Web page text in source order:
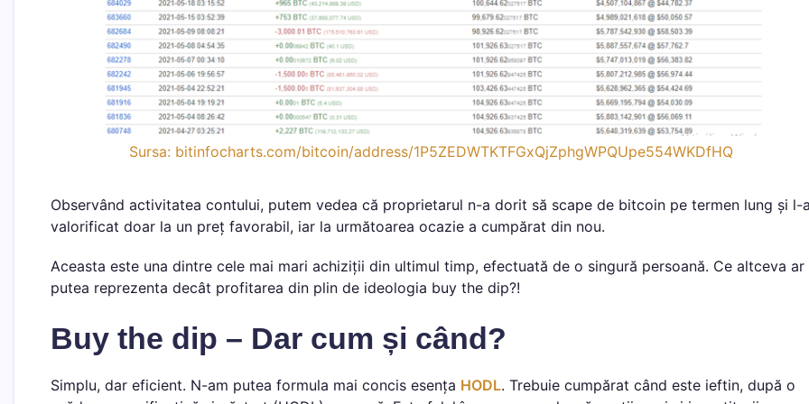
Sursa: bitinfocharts.com/bitcoin/address/1P5ZEDWTKTFGxQjZphgWPQUpe554WKDfHQ
Observând activitatea contului, putem vedea că proprietarul n-a dorit să scape de bitcoin pe termen lung și l-
valorificat doar la un preț favorabil, iar la următoarea ocazie a cumpărat din nou.
Aceasta este una dintre cele mai mari achiziții din ultimul timp, efectuată de o singură persoană. Ce altceva ar
putea reprezenta decât profitarea din plin de ideologia buy the dip?!
Buy the dip – Dar cum și când?
Simplu, dar eficient. N-am putea formula mai concis esența HODL. Trebuie cumpărat când este ieftin, după o